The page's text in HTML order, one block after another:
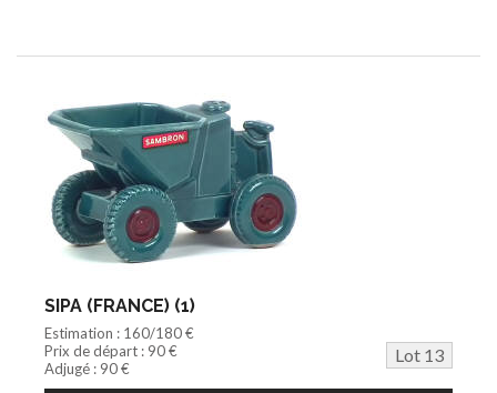
SIPA (FRANCE) (1)
Estimation : 160/180 €
Prix de départ : 90 €
Lot 13
Adjugé : 90 €